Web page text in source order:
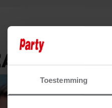
Toestemming